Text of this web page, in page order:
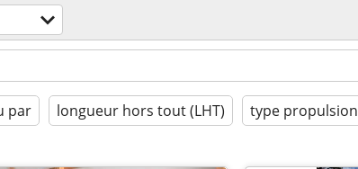
par longueur hors tout (LHT) type propulsion